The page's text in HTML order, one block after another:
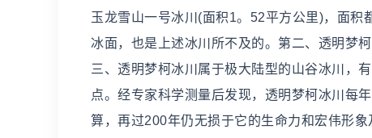
玉龙雪山一号冰川(面积1。52平方公里)，面
冰面，也是上述冰川所不及的。第二、透明梦
三、透明梦柯冰川属于极大陆型的山谷冰川，
点。经专家科学测量后发现，透明梦柯冰川每
算，再过200年仍无损于它的生命力和宏伟形